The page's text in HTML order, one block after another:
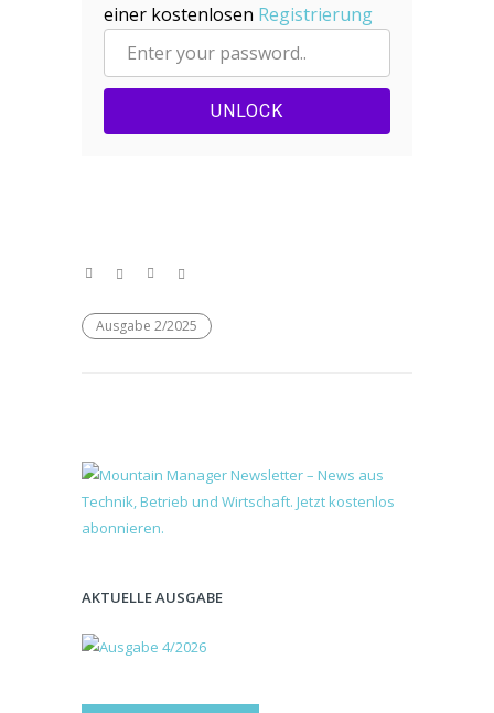
einer kostenlosen Registrierung
UNLOCK
Ausgabe 2/2025
AKTUELLE AUSGABE